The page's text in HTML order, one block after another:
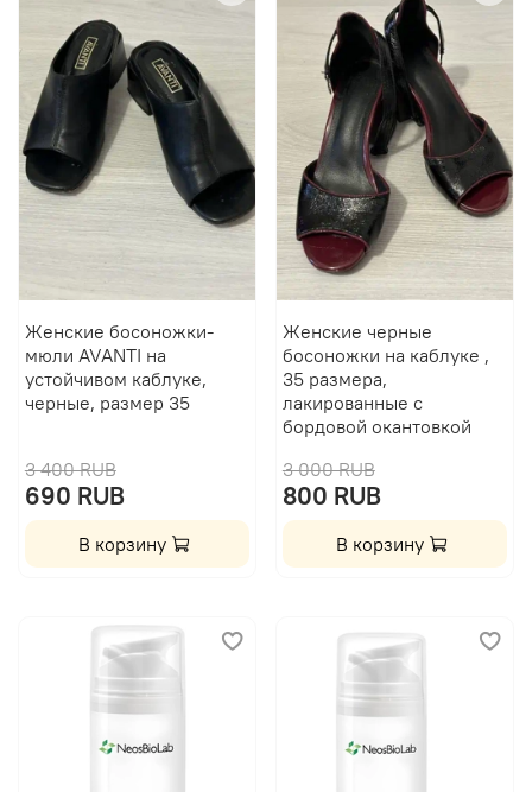
Женские босоножки-
мюли AVANTI на
устойчивом каблуке,
черные, размер 35
3 400 RUB
690 RUB
В корзину
Женские черные
босоножки на каблуке ,
35 размера,
лакированные с
бордовой окантовкой
3 000 RUB
800 RUB
В корзину